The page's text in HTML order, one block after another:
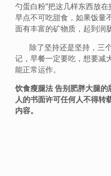
勺蛋白粉”把这几样东西放
早点不可吃甜食，如果饭量
面有丰富的矿物质，起到润
除了坚持还是坚持，三个
记，早餐一定要吃，想要减
能正常运作。
饮食瘦腿法 告别肥胖大腿
人的书面许可任何人不得转
内容。